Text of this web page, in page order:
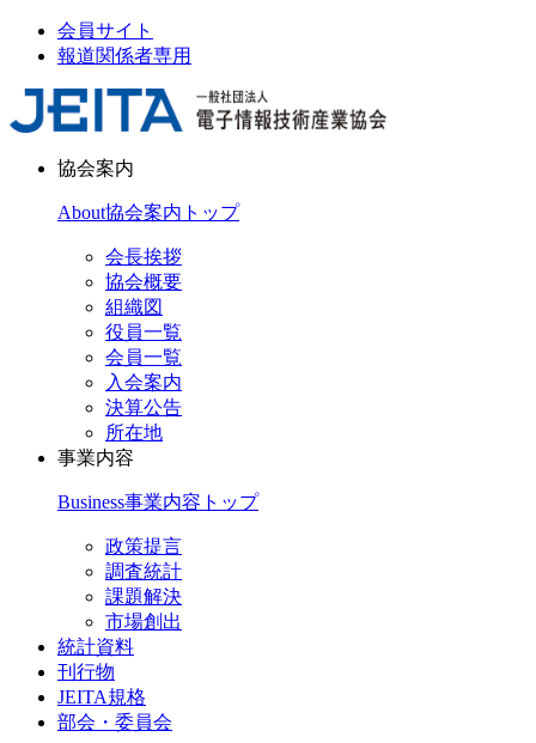
会員サイト
報道関係者専用
協会案内
About協会案内トップ
会長挨拶
協会概要
組織図
役員一覧
会員一覧
入会案内
決算公告
所在地
事業内容
Business事業内容トップ
政策提言
調査統計
課題解決
市場創出
統計資料
刊行物
JEITA規格
部会・委員会